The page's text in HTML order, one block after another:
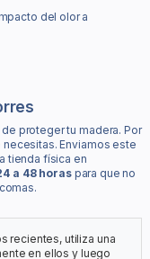
del olor a
proteger tu madera. Por
Enviamos este
tienda física en
a 48 horaspara que no
recientes, utiliza una
en ellos y luego